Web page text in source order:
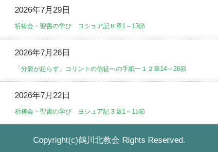
2026年7月29日
祈祷会・聖書の学び ヨシュア記８章1～13節
2026年7月26日
「分裂が起らず」コリントの信徒への手紙一１２章14～26節
2026年7月22日
祈祷会・聖書の学び ヨシュア記３章1～13節
Copyright(c)鶴川北教会 Rights Reserved.